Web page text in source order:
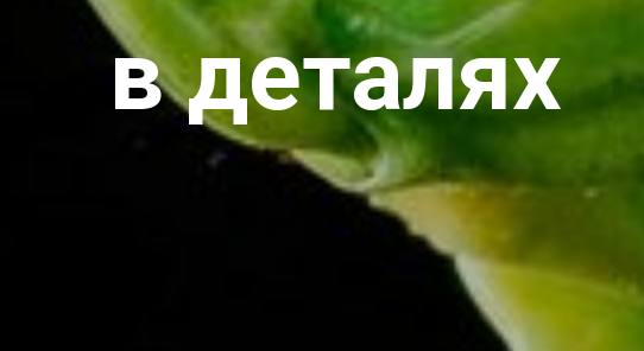
в деталях